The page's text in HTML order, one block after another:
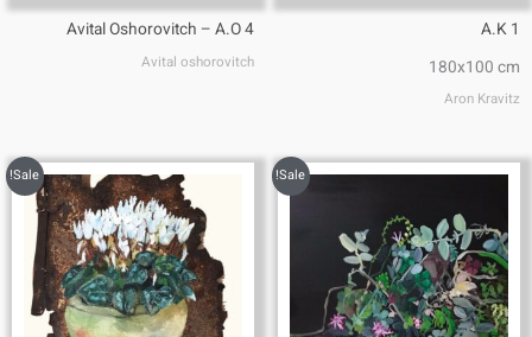
A.K 1
180x100 cm
Aron Kravitz
Avital Oshorovitch – A.O 4
Avital oshorovitch
Sale!
Sale!